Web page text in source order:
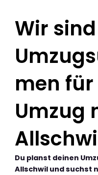
Wir
men für
Umzug
Du planst deinen
Allschwil und suchst